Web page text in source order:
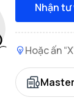
Nhận tư
Hoặc ấn